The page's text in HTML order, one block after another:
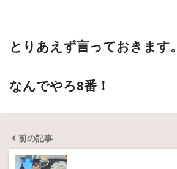
とりあえず言っておきます。
なんでやろ8番！
前の記事